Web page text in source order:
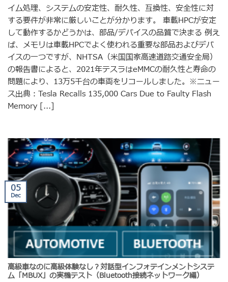
イム処理、システムの安定性、耐久性、互換性、安全性に対
する要件が非常に厳しいことが分かります。 車載HPCが安定
して動作するかどうかは、部品/デバイスの品質で決まる 例え
ば、メモリは車載HPCでよく使われる重要な部品およびデバ
イスの一つですが、NHTSA（米国国家高速道路交通安全局）
の報告書によると、2021年テスラはeMMCの耐久性と寿命の
問題により、13万5千台の車両をリコールしました。※ニュー
ス出典：Tesla Recalls 135,000 Cars Due to Faulty Flash
Memory [...]
高級車なのに高級体験なし？対話型インフォテインメントシステ
ム「MBUX」の実機テスト（Bluetooth接続ネットワーク編）
05
Dec